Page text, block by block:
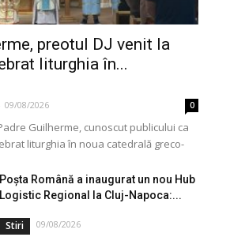
preotul DJ venit la
liturghia în...
09/08/2026 0
Guilherme, cunoscut publicului ca
liturghia în noua catedrală greco-
Poșta Română a inaugurat un nou Hub
Logistic Regional la Cluj-Napoca:...
Stiri 09/08/2026